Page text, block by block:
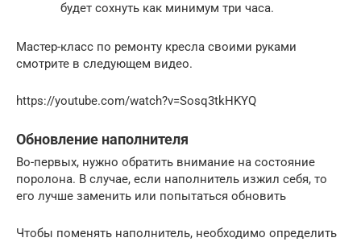
будет сохнуть как минимум три часа.
Мастер-класс по ремонту кресла своими руками
смотрите в следующем видео.
https://youtube.com/watch?v=Sosq3tkHKYQ
Обновление наполнителя
Во-первых, нужно обратить внимание на состояние
поролона. В случае, если наполнитель изжил себя, то
его лучше заменить или попытаться обновить
Чтобы поменять наполнитель, необходимо определить